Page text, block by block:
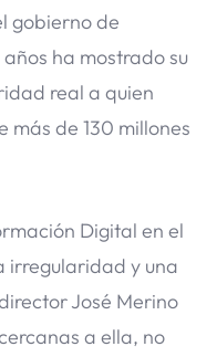
gobierno de
ha mostrado su
real a quien
más de 130 millones
Digital en el
irregularidad y una
José Merino
a ella, no